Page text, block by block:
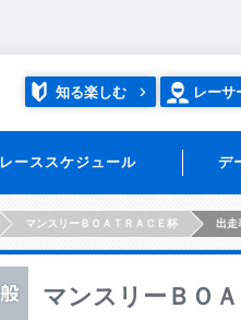
知る楽しむ レーサ
レーススケジュール デ
マンスリーＢＯＡＴＲＡＣＥ杯 出走
マンスリーＢＯ